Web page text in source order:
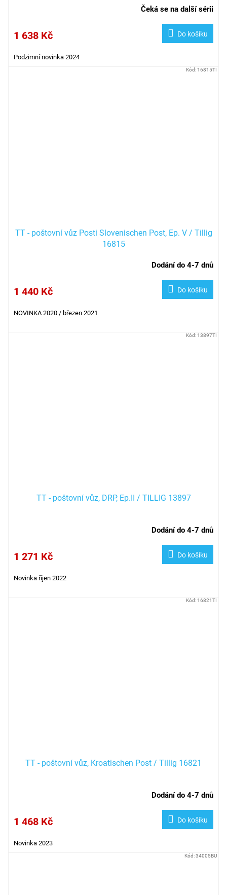
Čeká se na další sérii
1 638 Kč Do košíku
Podzimní novinka 2024
TT - poštovní vůz Posti Slovenischen Post, Ep. V / Tillig
16815
Dodání do 4-7 dnů
1 440 Kč Do košíku
NOVINKA 2020 / březen 2021
Kód: 16815TI
TT - poštovní vůz, DRP, Ep.II / TILLIG 13897
Dodání do 4-7 dnů
1 271 Kč Do košíku
Novinka říjen 2022
Kód: 13897TI
TT - poštovní vůz, Kroatischen Post / Tillig 16821
Dodání do 4-7 dnů
1 468 Kč Do košíku
Novinka 2023
Kód: 16821TI
Kód:34005BU